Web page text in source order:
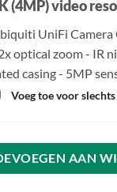
(4MP) video
UniFi Camera
optical zoom - IR
casing - 5MP
Voeg toe voor slechts
AAN